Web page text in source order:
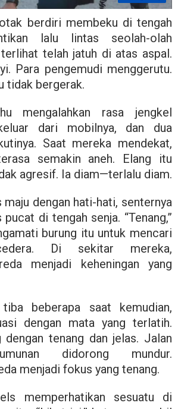
berdiri membeku di tengah
lalu lintas seolah-olah
telah jatuh di atas aspal.
Para pengemudi menggerutu.
tidak bergerak.
mengalahkan rasa jengkel
dari mobilnya, dan dua
Saat mereka mendekat,
semakin aneh. Elang itu
agresif. Ia diam—terlalu diam.
maju dengan hati-hati, senternya
di tengah senja. “Tenang,”
burung itu untuk mencari
Di sekitar mereka,
menjadi keheningan yang
beberapa saat kemudian,
dengan mata yang terlatih.
dengan tenang dan jelas. Jalan
didorong mundur.
menjadi fokus yang tenang.
memperhatikan sesuatu di